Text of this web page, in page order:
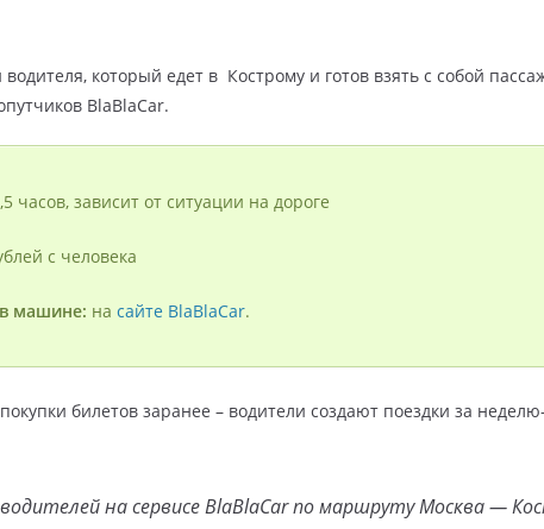
который едет в Кострому и готов взять с собой
BlaBlaCar.
часов, зависит от ситуации на дороге
с человека
машине: на сайте BlaBlaCar.
билетов заранее – водители создают поездки за
на сервисе BlaBlaCar по маршруту Москва —